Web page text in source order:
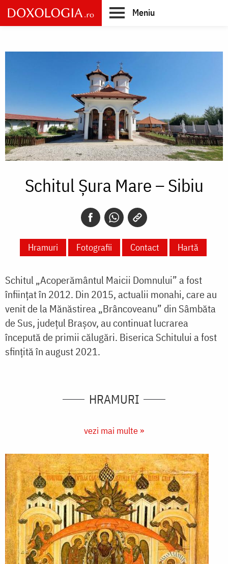
Skip
to
main
Meniu
Schitul Șura Mare – Sibiu
Hramuri Fotografii Contact Hartă
Schitul „Acoperământul Maicii Domnului” a fost
înființat în 2012. Din 2015, actualii monahi, care au
venit de la Mănăstirea „Brâncoveanu” din Sâmbăta
de Sus, județul Brașov, au continuat lucrarea
începută de primii călugări. Biserica Schitului a fost
sfințită în august 2021.
HRAMURI
vezi mai multe »